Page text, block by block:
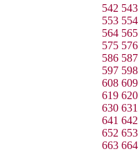
542 543
553 554
564 565
575 576
586 587
597 598
608 609
619 620
630 631
641 642
652 653
663 664